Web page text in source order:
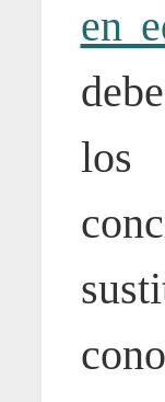
en
los